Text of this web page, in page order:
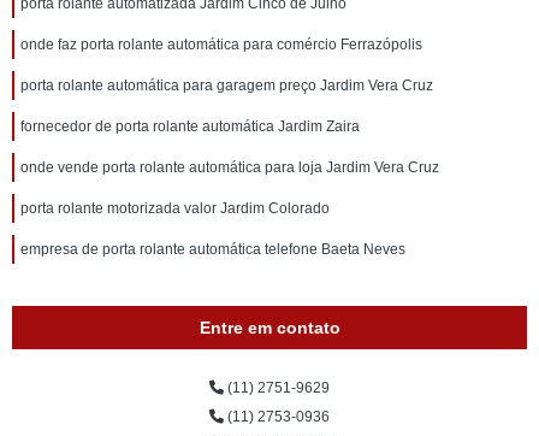
porta rolante automatizada Jardim Cinco de Julho
onde faz porta rolante automática para comércio Ferrazópolis
porta rolante automática para garagem preço Jardim Vera Cruz
fornecedor de porta rolante automática Jardim Zaira
onde vende porta rolante automática para loja Jardim Vera Cruz
porta rolante motorizada valor Jardim Colorado
empresa de porta rolante automática telefone Baeta Neves
Entre em contato
(11) 2751-9629
(11) 2753-0936